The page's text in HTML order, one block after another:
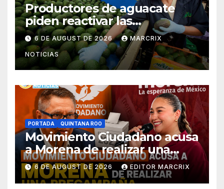
Productores de aguacate
piden reactivar las
exportaciones de México a
Estados Unidos
6 DE AUGUST DE 2026 MARCRIX
NOTICIAS
PORTADA QUINTANA ROO
Movimiento Ciudadano acusa
a Morena de realizar una
precampaña disfrazada en
Quintana Roo
6 DE AUGUST DE 2026 EDITOR MARCRIX